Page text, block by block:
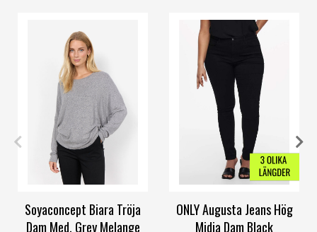
S M L XL XXL
Soyaconcept Biara Tröja
Dam Med. Grey Melange
46 48 50 54
ONLY Augusta Jeans Hög
Midja Dam Black